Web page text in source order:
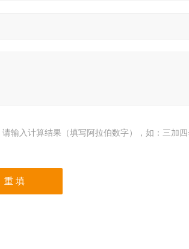
请输入计算结果（填写阿拉伯数字），如：三加四